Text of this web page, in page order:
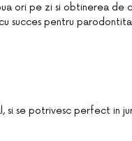
ori pe zi si obtinerea de
succes pentru
si se potrivesc perfect in